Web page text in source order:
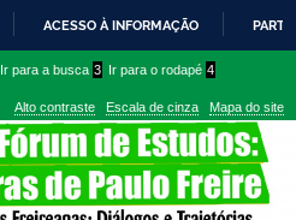
PARA
CONTEÚDO
ACESSO À INFORMAÇÃO
Ir para a busca 3 Ir para o rodapé 4
Alto contraste Escala de cinza Mapa do site